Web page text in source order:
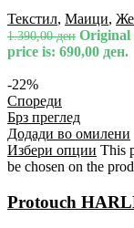
Текстил, Маици,
1.390,00ден Original
price is: 690,00 ден.
-22%
Спореди
Брз преглед
Додади во омилени
Избери опции This
be chosen on the
Protouch